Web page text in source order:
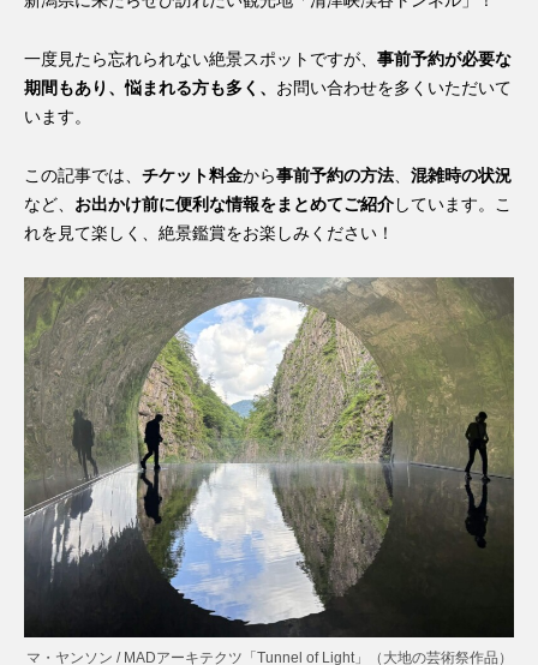
一度見たら忘れられない絶景スポットですが、 事前予約が必要な
期間もあり、悩まれる方も多く、 お問い合わせを多くいただいて
います。
この記事では、 チケット料金から事前予約の方法
混雑時の状況
など、 お出かけ前に便利な情報をまとめてご紹介しています。こ
れを見て楽しく、絶景鑑賞をお楽しみください！
マ・ヤンソン / MADアーキテクツ「Tunnel of Light」（大地の芸術祭作品）